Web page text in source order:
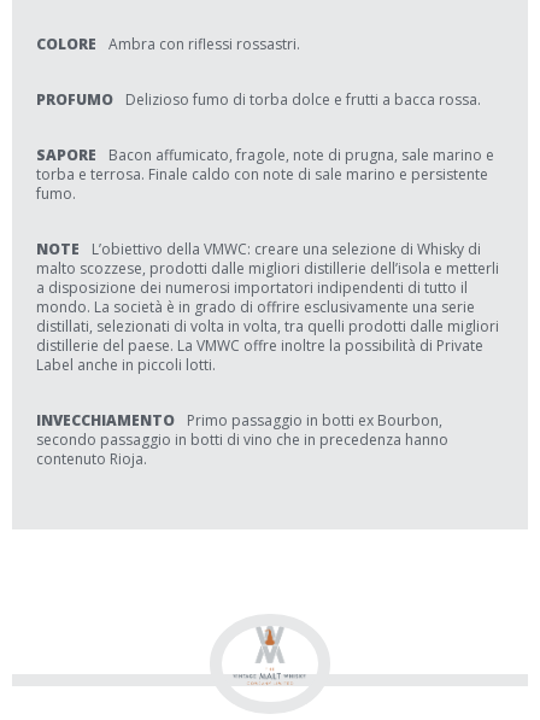
COLORE Ambra con riflessi rossastri.
PROFUMO Delizioso fumo di torba dolce e frutti a bacca rossa.
SAPORE
Bacon affumicato, fragole, note di prugna, sale marino e
torba e terrosa. Finale caldo con note di sale marino e persistente
fumo.
NOTE
L’obiettivo della VMWC: creare una selezione di Whisky di
malto scozzese, prodotti dalle migliori distillerie dell’isola e metterli
a disposizione dei numerosi importatori indipendenti di tutto il
mondo. La società è in grado di offrire esclusivamente una serie
distillati, selezionati di volta in volta, tra quelli prodotti dalle migliori
distillerie del paese. La VMWC offre inoltre la possibilità di Private
Label anche in piccoli lotti.
INVECCHIAMENTO
Primo passaggio in botti ex Bourbon,
secondo passaggio in botti di vino che in precedenza hanno
contenuto Rioja.